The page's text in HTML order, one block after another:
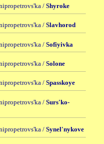
/ Shyroke
/ Slavhorod
/ Sofiyivka
/ Solone
/ Spasskoye
/ Surs'ko-
/ Synel'nykove